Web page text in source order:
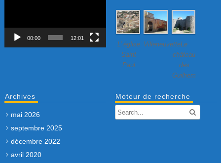
00:00 12:01
L’ église
Saint
Paul
Villeneuvette…
Le
château
des
Guilhem
Archives
mai 2026
septembre 2025
décembre 2022
avril 2020
Moteur de recherche